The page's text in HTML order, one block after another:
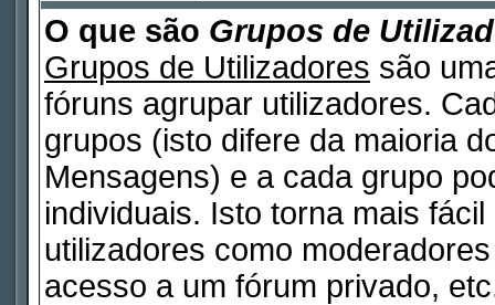
O que são Grupos de
Grupos de Utilizadores são
fóruns agrupar utilizadores.
grupos (isto difere da maioria
Mensagens) e a cada grupo
individuais. Isto torna mais
utilizadores como
acesso a um fórum privado,